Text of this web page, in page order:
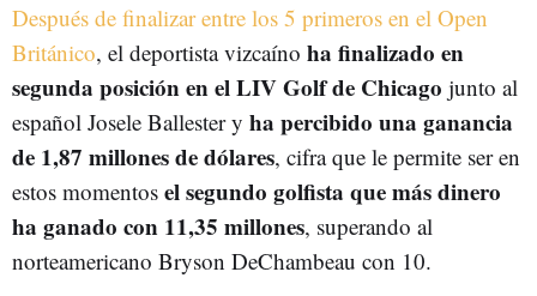
Después de finalizar entre los 5 primeros en el Open
Británico, el deportista vizcaíno ha finalizado en
segunda posición en el LIV Golf de Chicago junto al
español Josele Ballester y ha percibido una ganancia
de 1,87 millones de dólares, cifra que le permite ser en
estos momentos el segundo golfista que más dinero
ha ganado con 11,35 millones, superando al
norteamericano Bryson DeChambeau con 10.